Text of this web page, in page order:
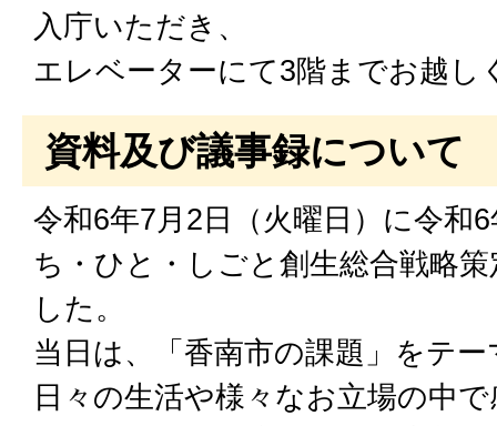
入庁いただき、
エレベーターにて3階までお越し
資料及び議事録について
令和6年7月2日（火曜日）に令和
ち・ひと・しごと創生総合戦略
した。
当日は、「香南市の課題」をテ
日々の生活や様々なお立場の中